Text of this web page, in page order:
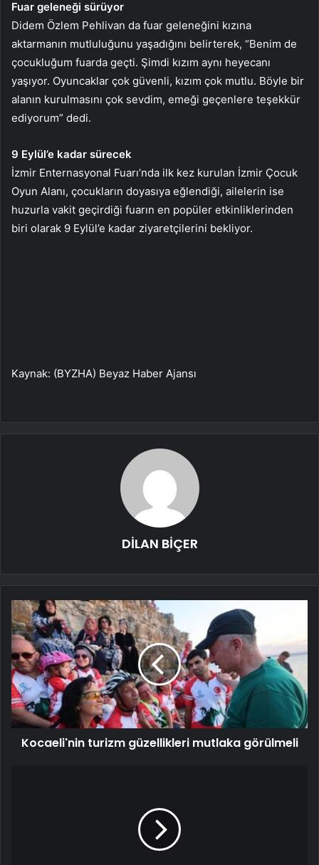
Fuar geleneği sürüyor
Didem Özlem Pehlivan da fuar geleneğini kızına
aktarmanın mutluluğunu yaşadığını belirterek, “Benim de
çocukluğum fuarda geçti. Şimdi kızım aynı heyecanı
yaşıyor. Oyuncaklar çok güvenli, kızım çok mutlu. Böyle bir
alanın kurulmasını çok sevdim, emeği geçenlere teşekkür
ediyorum” dedi.
9 Eylül’e kadar sürecek
İzmir Enternasyonal Fuarı’nda ilk kez kurulan İzmir Çocuk
Oyun Alanı, çocukların doyasıya eğlendiği, ailelerin ise
huzurla vakit geçirdiği fuarın en popüler etkinliklerinden
biri olarak 9 Eylül’e kadar ziyaretçilerini bekliyor.
Kaynak: (BYZHA) Beyaz Haber Ajansı
DİLAN BİÇER
Kocaeli'nin turizm güzellikleri mutlaka görülmeli